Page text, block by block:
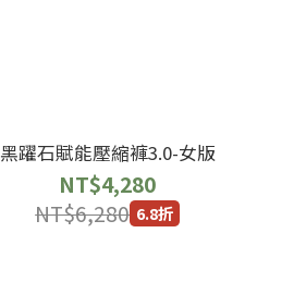
黑躍石賦能壓縮褲3.0-女版
NT$4,280
NT$6,280 6.8折